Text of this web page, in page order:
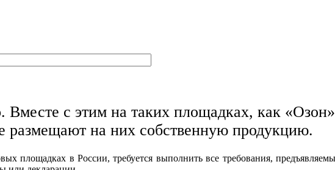
с этим на таких площадках, как «Озон»
размещают на них собственную продукцию.
площадках в России, требуется выполнить все требования,